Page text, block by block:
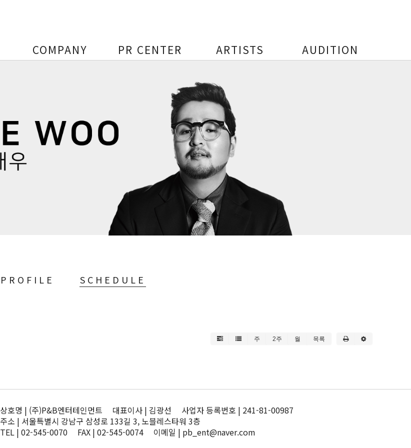
COMPANY PR CENTER ARTISTS AUDITION
PROFILE SCHEDULE
주 2주 월 목록
상호명 | (주)P&B엔터테인먼트 대표이사 | 김광선 사업자 등록번호 | 241-81-00987
주소 | 서울특별시 강남구 삼성로 133길 3, 노블레스타워 3층
TEL | 02-545-0070 FAX | 02-545-0074 이메일 | pb_ent@naver.com